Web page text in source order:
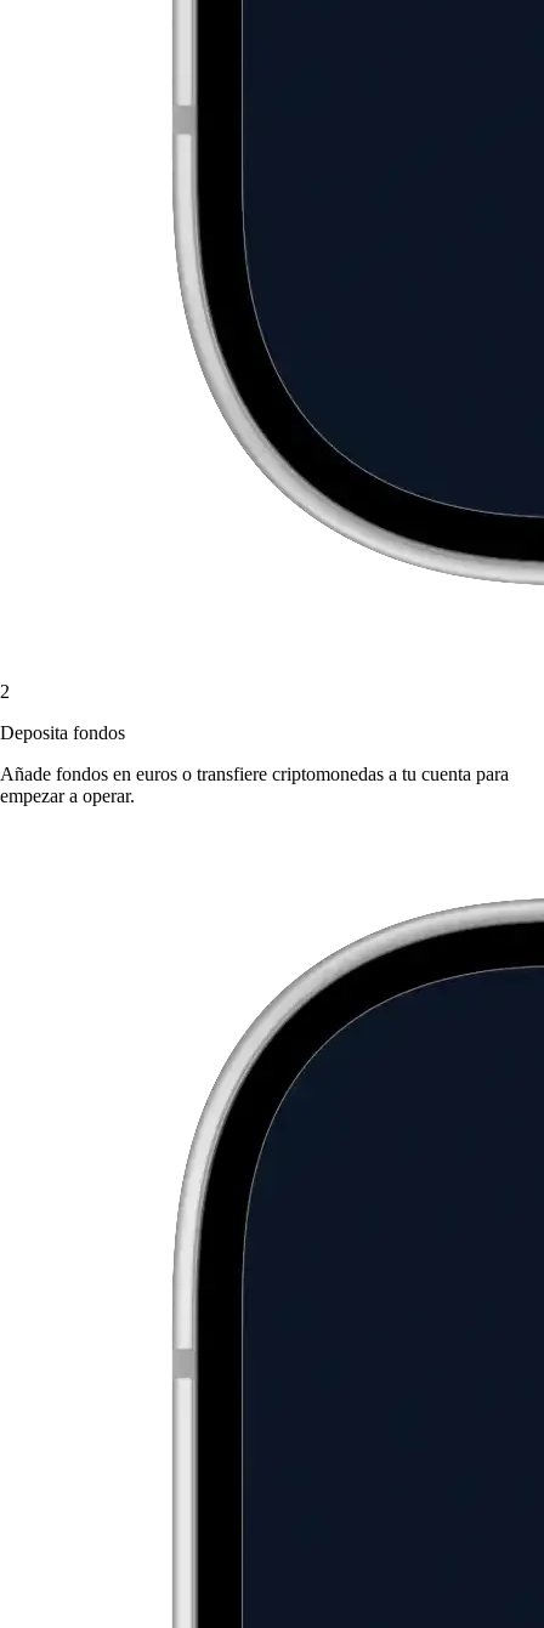
2
Deposita fondos
Añade fondos en euros o transfiere criptomonedas a tu cuenta para
empezar a operar.